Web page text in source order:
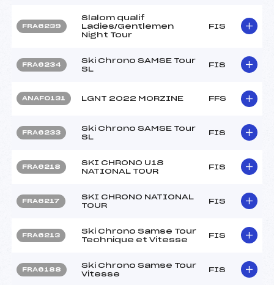
FRA6239
Slalom qualif
Ladies/Gentlemen
Night Tour
FIS
FRA6234
Ski Chrono SAMSE Tour
SL
FIS
ANAF0131 LGNT 2022 MORZINE FFS
FRA6233
Ski Chrono SAMSE Tour
SL
FIS
FRA6218
SKI CHRONO U18
NATIONAL TOUR
FIS
FRA6217
SKI CHRONO NATIONAL
TOUR
FIS
FRA6213
Ski Chrono Samse Tour
Technique et Vitesse
FIS
FRA6188
Ski Chrono Samse Tour
Vitesse
FIS